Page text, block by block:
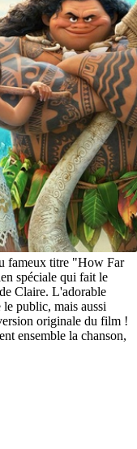
fameux titre "How Far
spéciale qui fait le
Claire. L'adorable
le public, mais aussi
originale du film !
ensemble la chanson,